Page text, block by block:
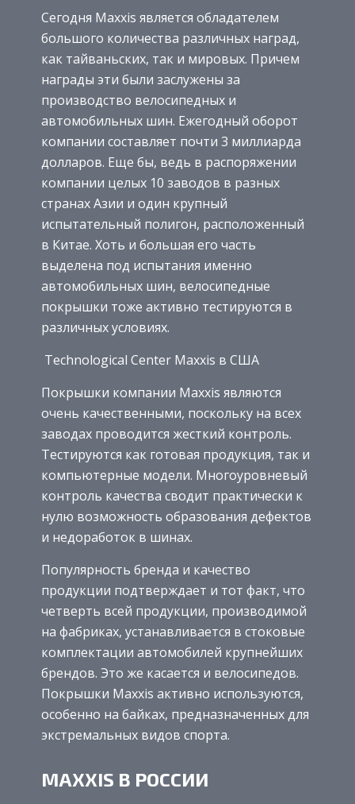
Сегодня Maxxis является обладателем
большого количества различных наград,
как тайваньских, так и мировых. Причем
награды эти были заслужены за
производство велосипедных и
автомобильных шин. Ежегодный оборот
компании составляет почти 3 миллиарда
долларов. Еще бы, ведь в распоряжении
компании целых 10 заводов в разных
странах Азии и один крупный
испытательный полигон, расположенный
в Китае. Хоть и большая его часть
выделена под испытания именно
автомобильных шин, велосипедные
покрышки тоже активно тестируются в
различных условиях.
Technological Center Maxxis в США
Покрышки компании Maxxis являются
очень качественными, поскольку на всех
заводах проводится жесткий контроль.
Тестируются как готовая продукция, так и
компьютерные модели. Многоуровневый
контроль качества сводит практически к
нулю возможность образования дефектов
и недоработок в шинах.
Популярность бренда и качество
продукции подтверждает и тот факт, что
четверть всей продукции, производимой
на фабриках, устанавливается в стоковые
комплектации автомобилей крупнейших
брендов. Это же касается и велосипедов.
Покрышки Maxxis активно используются,
особенно на байках, предназначенных для
экстремальных видов спорта.
MAXXIS В РОССИИ